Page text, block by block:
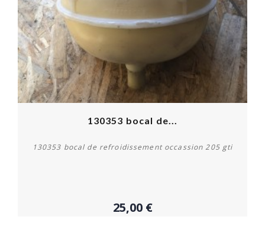
Acheter
130353 bocal de...
130353 bocal de refroidissement occassion 205 gti
25,00 €